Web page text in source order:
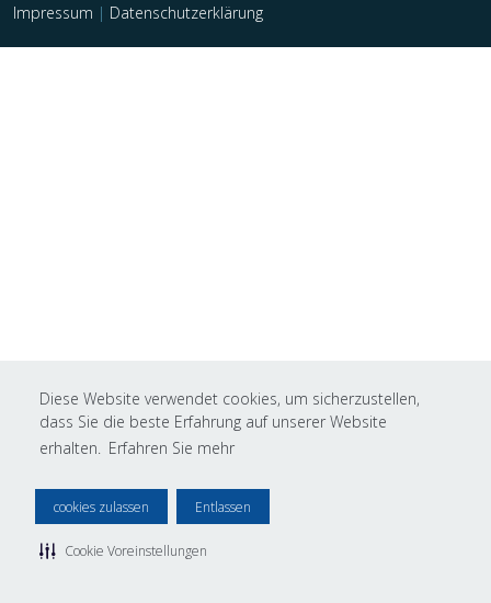
Diese Website verwendet cookies, um sicherzustellen,
dass Sie die beste Erfahrung auf unserer Website
erhalten. Erfahren Sie mehr
cookies zulassen Entlassen
Cookie Voreinstellungen
Impressum | Datenschutzerklärung